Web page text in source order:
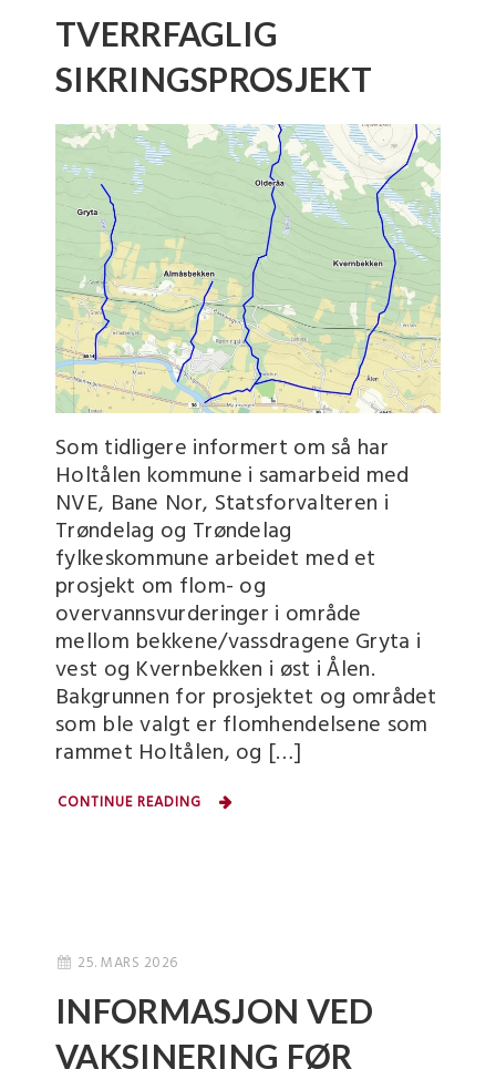
TVERRFAGLIG
SIKRINGSPROSJEKT
Som tidligere informert om så har
Holtålen kommune i samarbeid med
NVE, Bane Nor, Statsforvalteren i
Trøndelag og Trøndelag
fylkeskommune arbeidet med et
prosjekt om flom- og
overvannsvurderinger i område
mellom bekkene/vassdragene Gryta i
vest og Kvernbekken i øst i Ålen.
Bakgrunnen for prosjektet og området
som ble valgt er flomhendelsene som
rammet Holtålen, og […]
CONTINUE READING
25. MARS 2026
INFORMASJON VED
VAKSINERING FØR